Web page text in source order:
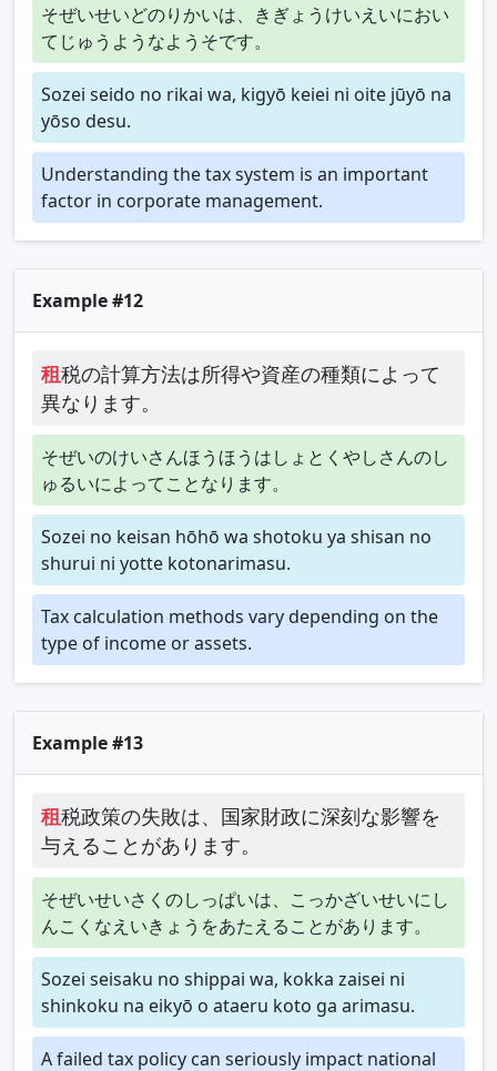
そぜいせいどのりかいは、きぎょうけいえいにおい
てじゅうようなようそです。
Sozei seido no rikai wa, kigyō keiei ni oite jūyō na
yōso desu.
Understanding the tax system is an important
factor in corporate management.
Example #12
租税の計算方法は所得や資産の種類によって
異なります。
そぜいのけいさんほうほうはしょとくやしさんのし
ゅるいによってことなります。
Sozei no keisan hōhō wa shotoku ya shisan no
shurui ni yotte kotonarimasu.
Tax calculation methods vary depending on the
type of income or assets.
Example #13
租税政策の失敗は、国家財政に深刻な影響を
与えることがあります。
そぜいせいさくのしっぱいは、こっかざいせいにし
んこくなえいきょうをあたえることがあります。
Sozei seisaku no shippai wa, kokka zaisei ni
shinkoku na eikyō o ataeru koto ga arimasu.
A failed tax policy can seriously impact national